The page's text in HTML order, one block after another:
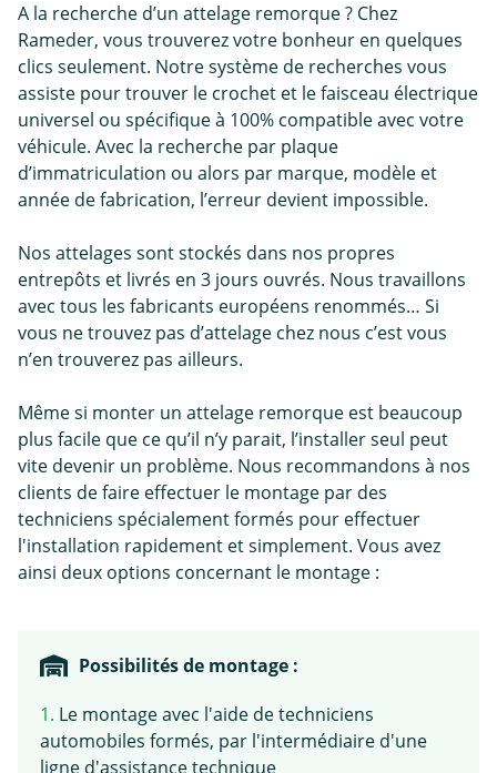
A la recherche d’un attelage remorque ? Chez
Rameder, vous trouverez votre bonheur en quelques
clics seulement. Notre système de recherches vous
assiste pour trouver le crochet et le faisceau électrique
universel ou spécifique à 100% compatible avec votre
véhicule. Avec la recherche par plaque
d’immatriculation ou alors par marque, modèle et
année de fabrication, l’erreur devient impossible.
Nos attelages sont stockés dans nos propres
entrepôts et livrés en 3 jours ouvrés. Nous travaillons
avec tous les fabricants européens renommés… Si
vous ne trouvez pas d’attelage chez nous c’est vous
n’en trouverez pas ailleurs.
Même si monter un attelage remorque est beaucoup
plus facile que ce qu’il n’y parait, l’installer seul peut
vite devenir un problème. Nous recommandons à nos
clients de faire effectuer le montage par des
techniciens spécialement formés pour effectuer
l'installation rapidement et simplement. Vous avez
ainsi deux options concernant le montage :
Possibilités de montage :
1. Le montage avec l'aide de techniciens
automobiles formés, par l'intermédiaire d'une
ligne d'assistance technique